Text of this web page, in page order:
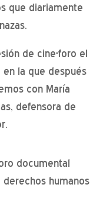
que diariamente
de cine-foro el
la que después
con María
defensora de
documental
humanos